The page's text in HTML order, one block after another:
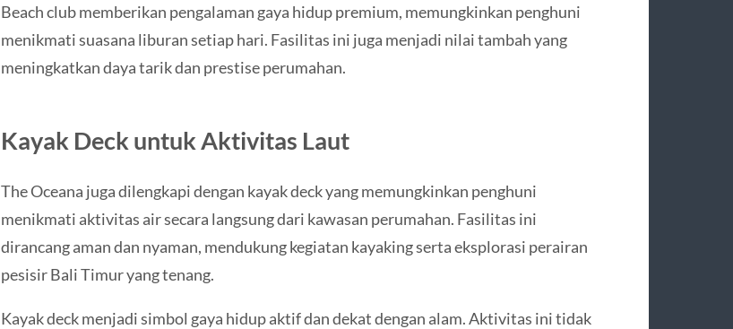
Beach club memberikan pengalaman gaya hidup premium, memungkinkan penghuni
menikmati suasana liburan setiap hari. Fasilitas ini juga menjadi nilai tambah yang
meningkatkan daya tarik dan prestise perumahan.
Kayak Deck untuk Aktivitas Laut
The Oceana juga dilengkapi dengan kayak deck yang memungkinkan penghuni
menikmati aktivitas air secara langsung dari kawasan perumahan. Fasilitas ini
dirancang aman dan nyaman, mendukung kegiatan kayaking serta eksplorasi perairan
pesisir Bali Timur yang tenang.
Kayak deck menjadi simbol gaya hidup aktif dan dekat dengan alam. Aktivitas ini tidak